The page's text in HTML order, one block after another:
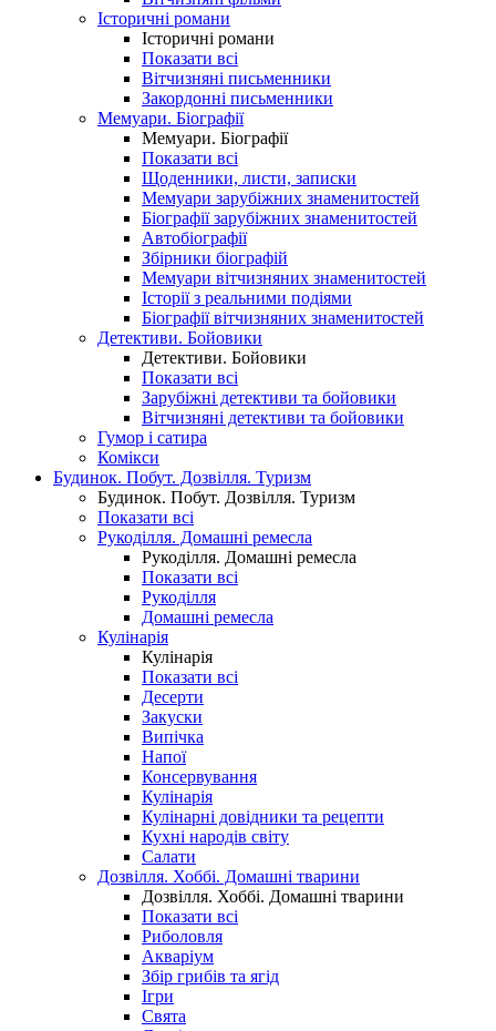
Історичні романи
Історичні романи
Показати всі
Вітчизняні письменники
Закордонні письменники
Мемуари. Біографії
Мемуари. Біографії
Показати всі
Щоденники, листи, записки
Мемуари зарубіжних знаменитостей
Біографії зарубіжних знаменитостей
Автобіографії
Збірники біографій
Мемуари вітчизняних знаменитостей
Історії з реальними подіями
Біографії вітчизняних знаменитостей
Детективи. Бойовики
Детективи. Бойовики
Показати всі
Зарубіжні детективи та бойовики
Вітчизняні детективи та бойовики
Гумор і сатира
Комікси
Будинок. Побут. Дозвілля. Туризм
Будинок. Побут. Дозвілля. Туризм
Показати всі
Рукоділля. Домашні ремесла
Рукоділля. Домашні ремесла
Показати всі
Рукоділля
Домашні ремесла
Кулінарія
Кулінарія
Показати всі
Десерти
Закуски
Випічка
Напої
Консервування
Кулінарія
Кулінарні довідники та рецепти
Кухні народів світу
Салати
Дозвілля. Хоббі. Домашні тварини
Дозвілля. Хоббі. Домашні тварини
Показати всі
Риболовля
Акваріум
Збір грибів та ягід
Ігри
Свята